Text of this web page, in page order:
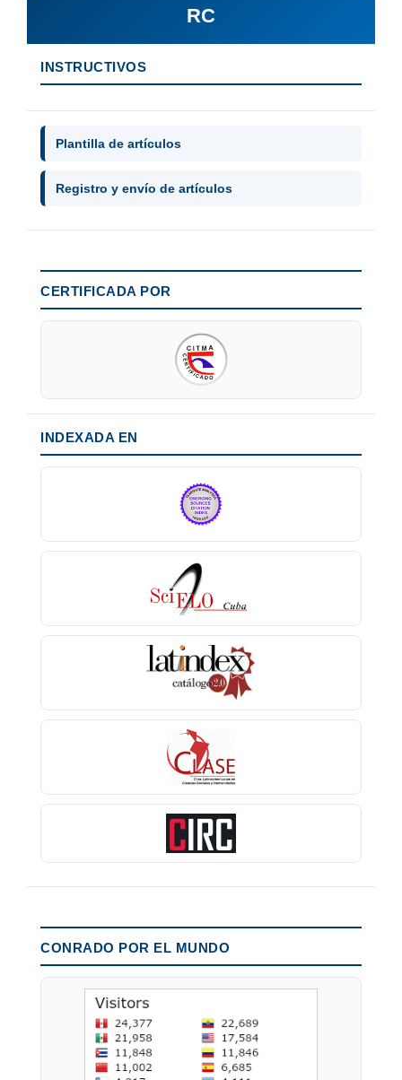
RC
INSTRUCTIVOS
Plantilla de artículos
Registro y envío de artículos
CERTIFICADA POR
INDEXADA EN
CONRADO POR EL MUNDO